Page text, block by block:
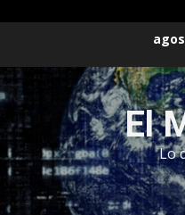
contenido
El
Lo